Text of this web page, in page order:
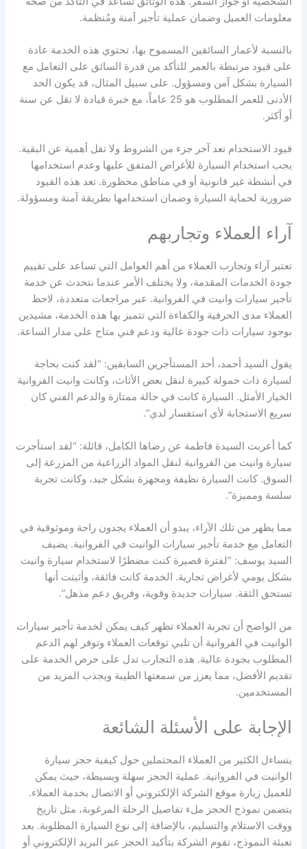
معلومات العميل وضمان عملية تأجير آمنة ومُنظمة.
بالنسبة لأعمار السائقين المسموح بها، تحتوي هذه الخدمة عادة
على قيود مرتبطة بالعمر للتأكد من قدرة السائق على التعامل مع
السيارة بشكل آمن ومسؤول. على سبيل المثال، قد يكون الحد
الأدنى للعمر المطلوب هو 25 عاماً، مع خبرة قيادة لا تقل عن سنة
أو أكثر.
قيود الاستخدام تعد آخر جزء من الشروط ولا تقل أهمية عن البقية.
يجب استخدام السيارة للأغراض المتفق عليها وعدم استخدامها
في أنشطة غير قانونية أو في مناطق محظورة. تعد هذه القيود
ضرورية لحماية السيارة وضمان استخدامها بطريقة آمنة ومسؤولة.
آراء العملاء وتجاربهم
تعتبر آراء وتجارب العملاء من أهم العوامل التي تساعد على تقييم
جودة الخدمات المقدمة، ولا يختلف الأمر عندما نتحدث عن خدمة
تأجير سيارات وانيت في الفروانية. عبر مراجعات متعددة، لاحظ
العملاء مدى الحرفية والكفاءة التي تتميز بها هذه الخدمة، مشيدين
بوجود سيارات ذات جودة عالية ودعم فني متاح على مدار الساعة.
يقول السيد أحمد، أحد المستأجرين السابقين: “لقد كنت بحاجة
لسيارة ذات حمولة كبيرة لنقل بعض الأثاث، وكانت وانيت الفروانية
الخيار الأمثل. السيارة كانت في حالة ممتازة والدعم الفني كان
سريع الاستجابة لأي استفسار لدي”.
كما أعربت السيدة فاطمة عن رضاها الكامل، قائلة: “لقد استأجرت
سيارة وانيت من الفروانية لنقل المواد الزراعية من المزرعة إلى
السوق. كانت السيارة نظيفة ومجهزة بشكل جيد، وكانت تجربة
سلسة ومميزة”.
مما يظهر من تلك الآراء، يبدو أن العملاء يجدون راحة وموثوقية في
التعامل مع خدمة تأجير سيارات الوانيت في الفروانية. يضيف
السيد يوسف: “لفترة قصيرة كنت مضطرًا لاستخدام سيارة وانيت
بشكل يومي لأغراض تجارية. الخدمة كانت فائقة، وأثبتت أنها
تستحق الثقة. سيارات جديدة وقوية، وفريق دعم مذهل”.
من الواضح أن تجربة العملاء تظهر كيف يمكن لخدمة تأجير سيارات
الوانيت في الفروانية أن تلبي توقعات العملاء وتوفر لهم الدعم
المطلوب بجودة عالية. هذه التجارب تدل على حرص الخدمة على
تقديم الأفضل، مما يعزز من سمعتها الطيبة ويجذب المزيد من
المستخدمين.
الإجابة على الأسئلة الشائعة
يتساءل الكثير من العملاء المحتملين حول كيفية حجز سيارة
الوانيت في الفروانية. عملية الحجز سهلة وبسيطة، حيث يمكن
للعميل زيارة موقع الشركة الإلكتروني أو الاتصال بخدمة العملاء.
يتضمن نموذج الحجز ملء تفاصيل الرحلة المرغوبة، مثل تاريخ
ووقت الاستلام والتسليم، بالإضافة إلى نوع السيارة المطلوبة. بعد
تعبئة النموذج، تقوم الشركة بتأكيد الحجز عبر البريد الإلكتروني أو